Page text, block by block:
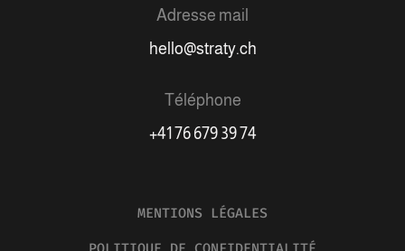
Adresse mail
hello@straty.ch
Téléphone
+41 76 679 39 74
MENTIONS LÉGALES